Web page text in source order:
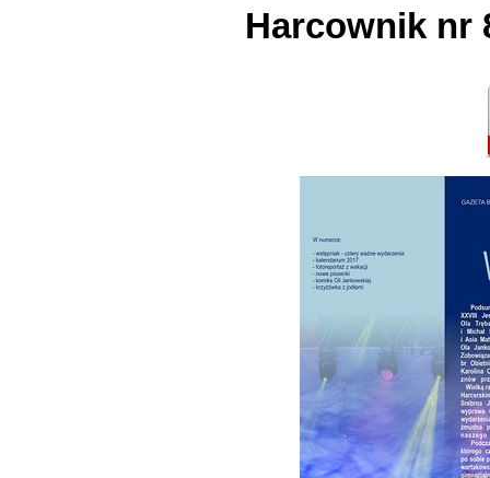
Harcownik nr